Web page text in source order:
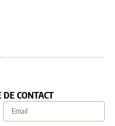
CONTACT